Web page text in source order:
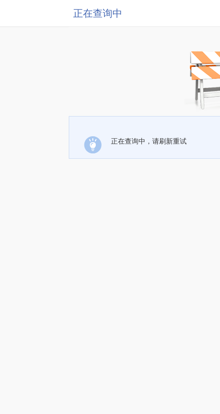
正在查询中
正在查询中，请刷新重试